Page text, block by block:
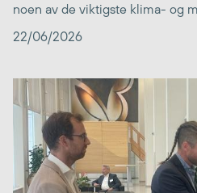
noen av de viktigste klima- og
22/06/2026